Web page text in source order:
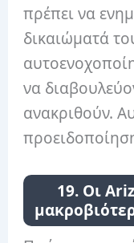
πρέπει να
δικαιώματά
να
ανακριθούν.
19. Οι